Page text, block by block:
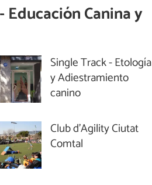
Educación Canina y
Single Track - Etología
y Adiestramiento
canino
Club d'Agility Ciutat
Comtal